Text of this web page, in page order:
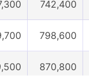
742,400
798,600
870,800